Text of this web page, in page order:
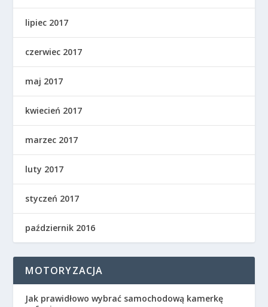
lipiec 2017
czerwiec 2017
maj 2017
kwiecień 2017
marzec 2017
luty 2017
styczeń 2017
październik 2016
MOTORYZACJA
Jak prawidłowo wybrać samochodową kamerkę